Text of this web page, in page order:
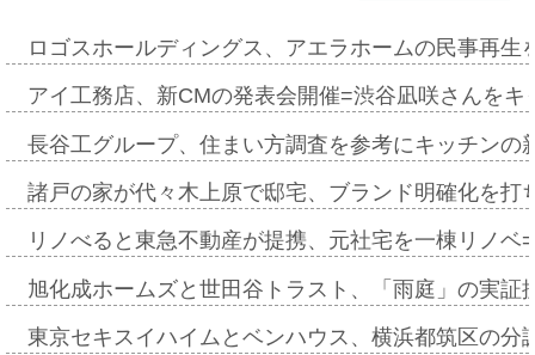
ロゴスホールディングス、アエラホームの民事再
アイ工務店、新CMの発表会開催=渋谷凪咲さんを
長谷工グループ、住まい方調査を参考にキッチン
諸戸の家が代々木上原で邸宅、ブランド明確化を
リノべると東急不動産が提携、元社宅を一棟リノ
旭化成ホームズと世田谷トラスト、「雨庭」の実
東京セキスイハイムとベンハウス、横浜都筑区の